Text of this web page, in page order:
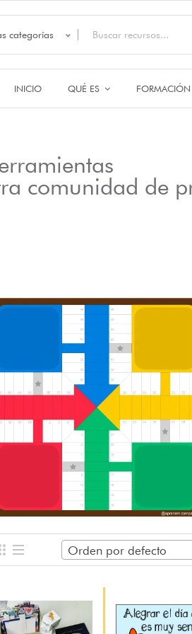
categorías
INICIO QUÉ ES FORMACIÓN
comunidad de
Orden por defecto